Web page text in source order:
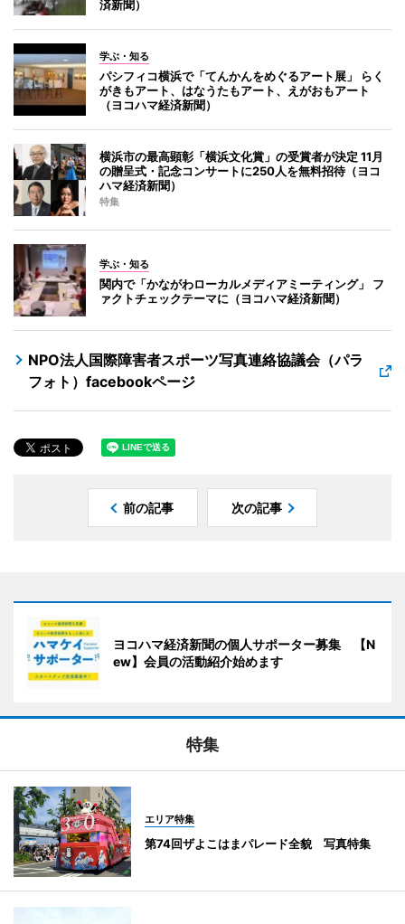
済新聞）
学ぶ・知る
パシフィコ横浜で「てんかんをめぐるアート展」 らく
がきもアート、はなうたもアート、えがおもアート
（ヨコハマ経済新聞）
横浜市の最高顕彰「横浜文化賞」の受賞者が決定 11月
の贈呈式・記念コンサートに250人を無料招待（ヨコ
ハマ経済新聞）
特集
学ぶ・知る
関内で「かながわローカルメディアミーティング」 フ
ァクトチェックテーマに（ヨコハマ経済新聞）
NPO法人国際障害者スポーツ写真連絡協議会（パラ
フォト）facebookページ
前の記事 次の記事
ヨコハマ経済新聞の個人サポーター募集 【N
ew】会員の活動紹介始めます
特集
エリア特集
第74回ザよこはまパレード全貌 写真特集